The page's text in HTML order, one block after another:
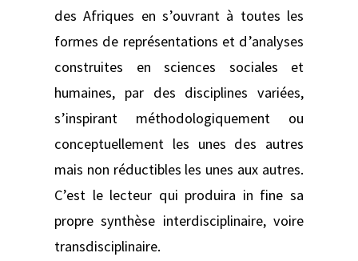
des Afriques en s’ouvrant à toutes les
formes de représentations et d’analyses
construites en sciences sociales et
humaines, par des disciplines variées,
s’inspirant méthodologiquement ou
conceptuellement les unes des autres
mais non réductibles les unes aux autres.
C’est le lecteur qui produira in fine sa
propre synthèse interdisciplinaire, voire
transdisciplinaire.